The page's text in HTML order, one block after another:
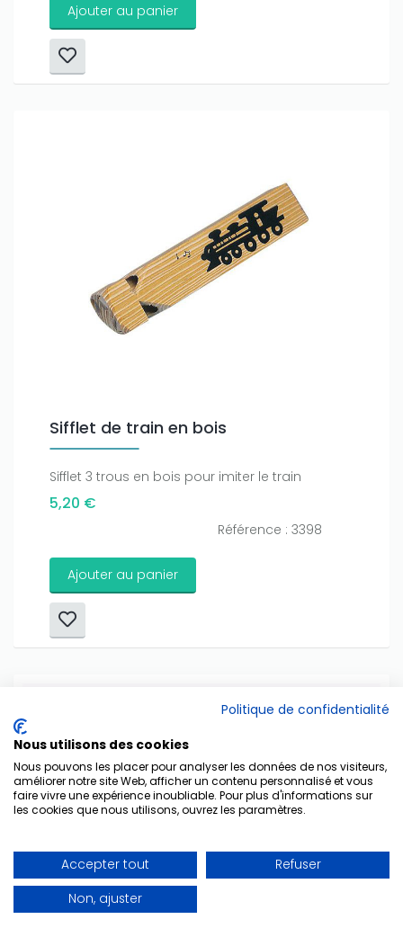
Ajouter au panier
Sifflet de train en bois
Sifflet 3 trous en bois pour imiter le train
5,20 €
Référence : 3398
Ajouter au panier
Politique de confidentialité
Nous utilisons des cookies
Nous pouvons les placer pour analyser les données de nos visiteurs,
améliorer notre site Web, afficher un contenu personnalisé et vous
faire vivre une expérience inoubliable. Pour plus d'informations sur
les cookies que nous utilisons, ouvrez les paramètres.
Accepter tout
Refuser
Non, ajuster